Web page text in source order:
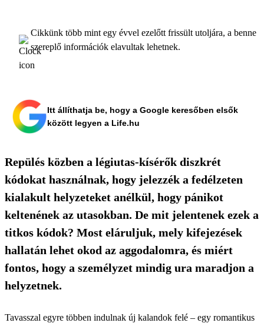
Cikkünk több mint egy évvel ezelőtt frissült utoljára, a benne
szereplő információk elavultak lehetnek.
Itt állíthatja be, hogy a Google keresőben elsők
között legyen a Life.hu
Repülés közben a légiutas-kísérők diszkrét
kódokat használnak, hogy jelezzék a fedélzeten
kialakult helyzeteket anélkül, hogy pánikot
keltenének az utasokban. De mit jelentenek ezek a
titkos kódok? Most eláruljuk, mely kifejezések
hallatán lehet okod az aggodalomra, és miért
fontos, hogy a személyzet mindig ura maradjon a
helyzetnek.
Tavasszal egyre többen indulnak új kalandok felé – egy romantikus